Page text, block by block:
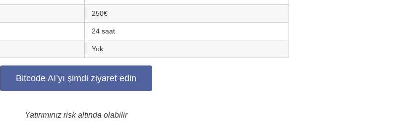
250€
24 saat
Yok
Bitcode AI’yı şimdi ziyaret edin
Yatırımınız risk altında olabilir